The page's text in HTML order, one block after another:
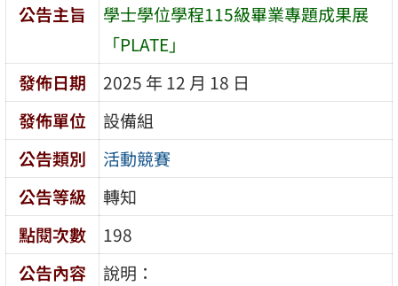
公告主旨
學士學位學程115級畢業專題成果展
「PLATE」
發佈日期
2025 年 12 月 18 日
發佈單位
設備組
公告類別
活動競賽
公告等級
轉知
點閱次數
198
公告內容
說明：